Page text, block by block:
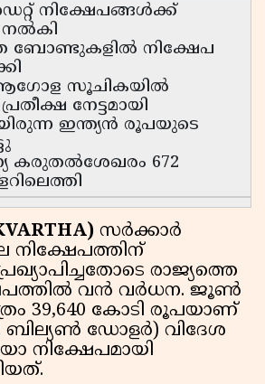
നിക്ഷേപങ്ങൾക്ക്
ബോണ്ടുകളിൽ നിക്ഷേപ
സൂചികയിൽ
നേട്ടമായി
ഇന്ത്യൻ രൂപയുടെ
കരുതൽശേഖരം 672
സർക്കാർ
നിക്ഷേപത്തിന്
രാജ്യത്തെ
വൻ വർധന. ജൂൺ
39,640 കോടി രൂപയാണ്
ബില്യൺ ഡോളർ) വിദേശ
നിക്ഷേപമായി